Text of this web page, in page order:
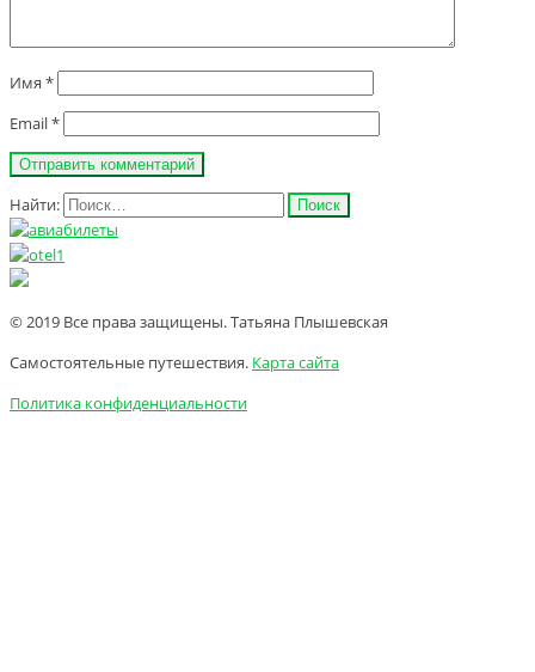
Имя *
Email*
Найти:
© 2019 Все права защищены. Татьяна Плышевская
Самостоятельные путешествия. Карта сайта
Политика конфиденциальности